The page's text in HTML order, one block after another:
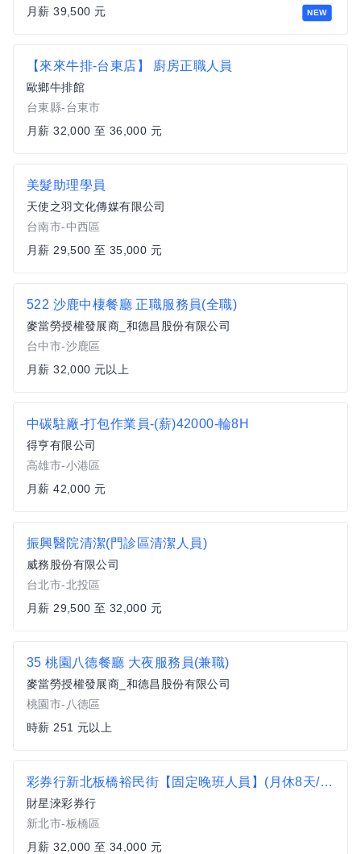
NEW
月薪 39,500 元
【來來牛排-台東店】 廚房正職人員
歐鄉牛排館
台東縣-台東市
月薪 32,000 至 36,000 元
美髮助理學員
天使之羽文化傳媒有限公司
台南市-中西區
月薪 29,500 至 35,000 元
522 沙鹿中棲餐廳 正職服務員(全職)
麥當勞授權發展商_和德昌股份有限公司
台中市-沙鹿區
月薪 32,000 元以上
中碳駐廠-打包作業員-(薪)42000-輪8H
得亨有限公司
高雄市-小港區
月薪 42,000 元
振興醫院清潔(門診區清潔人員)
威務股份有限公司
台北市-北投區
月薪 29,500 至 32,000 元
35 桃園八德餐廳 大夜服務員(兼職)
麥當勞授權發展商_和德昌股份有限公司
桃園市-八德區
時薪 251 元以上
彩券行新北板橋裕民街【固定晚班人員】(月休8天/挑戰高薪/三節獎金/業績獎金/無經驗可)
財星淶彩券行
新北市-板橋區
月薪 32,000 至 34,000 元